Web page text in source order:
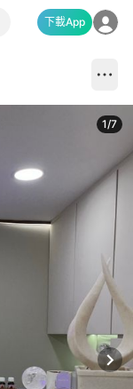
下載App
1/7